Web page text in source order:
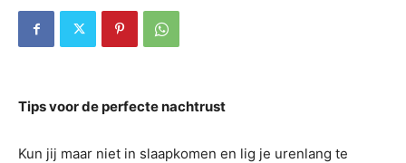
Tips voor de perfecte nachtrust
Kun jij maar niet in slaapkomen en lig je urenlang te